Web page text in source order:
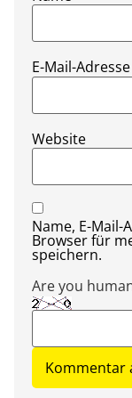
E-Mail-Adresse
Website
Name, E-Mail-
Browser für
speichern.
Are you